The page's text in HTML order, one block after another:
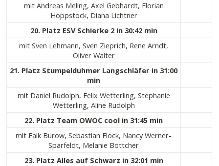
mit Andreas Meling, Axel Gebhardt, Florian
Hoppstock, Diana Lichtner
20. Platz ESV Schierke 2 in 30:42 min
mit Sven Lehmann, Sven Zieprich, Rene Arndt,
Oliver Walter
21. Platz Stumpelduhmer Langschläfer in 31:00
min
mit Daniel Rudolph, Felix Wetterling, Stephanie
Wetterling, Aline Rudolph
22. Platz Team OWOC cool in 31:45 min
mit Falk Burow, Sebastian Flock, Nancy Werner-
Sparfeldt, Melanie Böttcher
23. Platz Alles auf Schwarz in 32:01 min